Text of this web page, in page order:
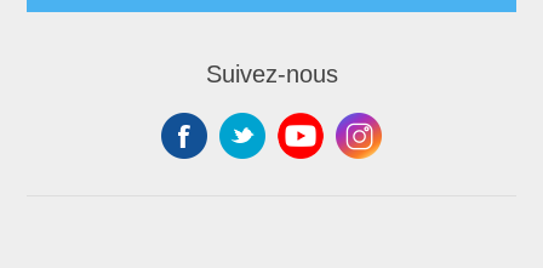
Suivez-nous